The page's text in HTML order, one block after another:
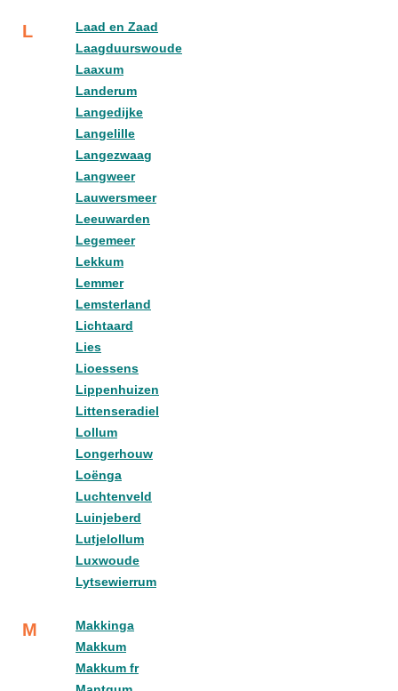
L
Laad en Zaad
Laagduurswoude
Laaxum
Landerum
Langedijke
Langelille
Langezwaag
Langweer
Lauwersmeer
Leeuwarden
Legemeer
Lekkum
Lemmer
Lemsterland
Lichtaard
Lies
Lioessens
Lippenhuizen
Littenseradiel
Lollum
Longerhouw
Loënga
Luchtenveld
Luinjeberd
Lutjelollum
Luxwoude
Lytsewierrum
M
Makkinga
Makkum
Makkum fr